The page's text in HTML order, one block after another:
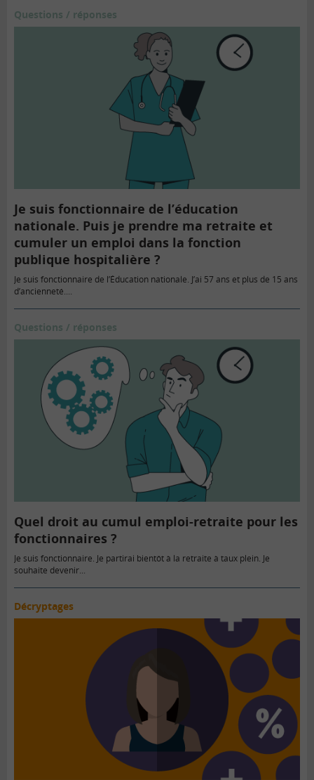
Questions / réponses
Je suis fonctionnaire de l’éducation
nationale. Puis je prendre ma retraite et
cumuler un emploi dans la fonction
publique hospitalière ?
Je suis fonctionnaire de l’Éducation nationale. J’ai 57 ans et plus de 15 ans
d’ancienneté....
Questions / réponses
Quel droit au cumul emploi-retraite pour les
fonctionnaires ?
Je suis fonctionnaire. Je partirai bientôt à la retraite à taux plein. Je
souhaite devenir...
Décryptages